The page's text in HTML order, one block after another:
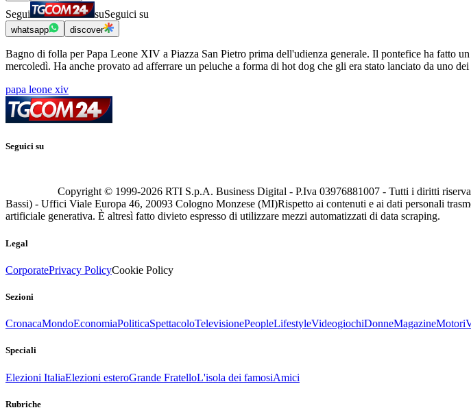
Segui suSeguici su
whatsapp discover
Bagno di folla per Papa Leone XIV a Piazza San Pietro prima dell'udienza generale. Il pontefice ha fatto
mercoledì. Ha anche provato ad afferrare un peluche a forma di hot dog che gli era stato lanciato da uno
papa leone xiv
Seguici su
Copyright © 1999-2026 RTI S.p.A. Business Digital - P.Iva 03976881007 - Tutti i diritti
Bassi) - Uffici Viale Europa 46, 20093 Cologno Monzese (MI)Rispetto ai contenuti e ai dati personali
artificiale generativa. È altresì fatto divieto espresso di utilizzare mezzi automatizzati di data scraping.
Legal
CorporatePrivacy PolicyCookie Policy
Sezioni
CronacaMondoEconomiaPoliticaSpettacoloTelevisionePeopleLifestyleVideogiochiDonneMagazineMotori
Speciali
Elezioni ItaliaElezioni esteroGrande FratelloL'isola dei famosiAmici
Rubriche